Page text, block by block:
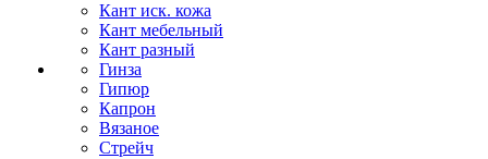
Кант иск. кожа
Кант мебельный
Кант разный
Гинза
Гипюр
Капрон
Вязаное
Стрейч